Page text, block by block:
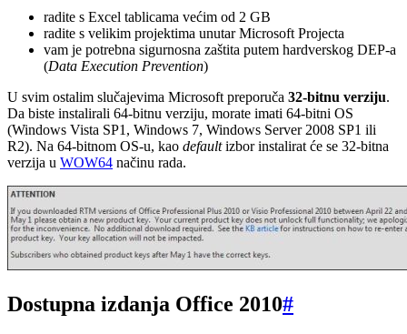
radite s Excel tablicama većim od 2 GB
radite s velikim projektima unutar Microsoft Projecta
vam je potrebna sigurnosna zaštita putem hardverskog DEP-a
(Data Execution Prevention)
U svim ostalim slučajevima Microsoft preporuča 32-bitnu verziju.
Da biste instalirali 64-bitnu verziju, morate imati 64-bitni OS
(Windows Vista SP1, Windows 7, Windows Server 2008 SP1 ili
R2). Na 64-bitnom OS-u, kao defaultizbor instalirat će se 32-bitna
verzija u WOW64 načinu rada.
Dostupna izdanja Office 2010#